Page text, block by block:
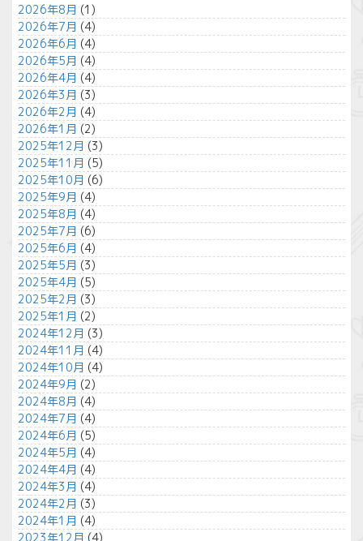
2026年8月 (1)
2026年7月 (4)
2026年6月 (4)
2026年5月 (4)
2026年4月 (4)
2026年3月 (3)
2026年2月 (4)
2026年1月 (2)
2025年12月 (3)
2025年11月 (5)
2025年10月 (6)
2025年9月 (4)
2025年8月 (4)
2025年7月 (6)
2025年6月 (4)
2025年5月 (3)
2025年4月 (5)
2025年2月 (3)
2025年1月 (2)
2024年12月 (3)
2024年11月 (4)
2024年10月 (4)
2024年9月 (2)
2024年8月 (4)
2024年7月 (4)
2024年6月 (5)
2024年5月 (4)
2024年4月 (4)
2024年3月 (4)
2024年2月 (3)
2024年1月 (4)
2023年12月 (4)